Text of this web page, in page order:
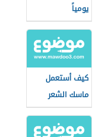
يومياً
كيف أستعمل
ماسك الشعر